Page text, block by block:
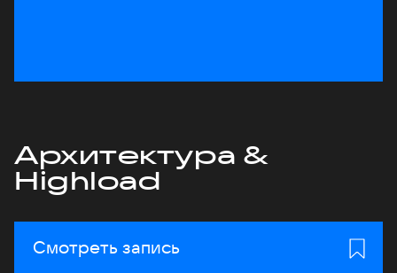
Архитектура &
Highload
Смотреть запись